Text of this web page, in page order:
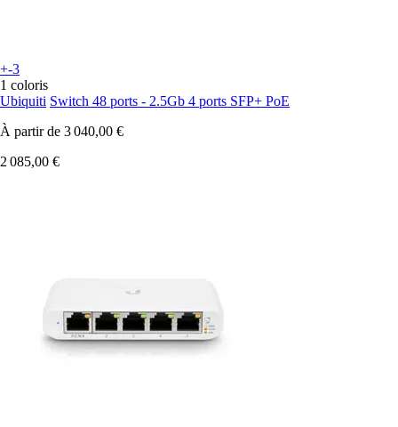
+-3
1 coloris
Ubiquiti Switch 48 ports - 2.5Gb 4 ports SFP+ PoE
À partir de 3 040,00 €
2 085,00 €